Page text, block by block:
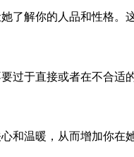
解你的人品和性格。
于直接或者在不合适
和温暖，从而增加你在